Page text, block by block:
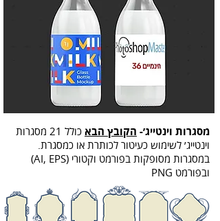
מסגרות וינטייג׳- הקובץ הבא
כולל 21 מסגרות
וינטייג׳ לשימוש כעיטור לכותרת או כמסגרת.
במסגרות מסופקות בפורמט וקטורי (AI, EPS)
ובפורמט PNG